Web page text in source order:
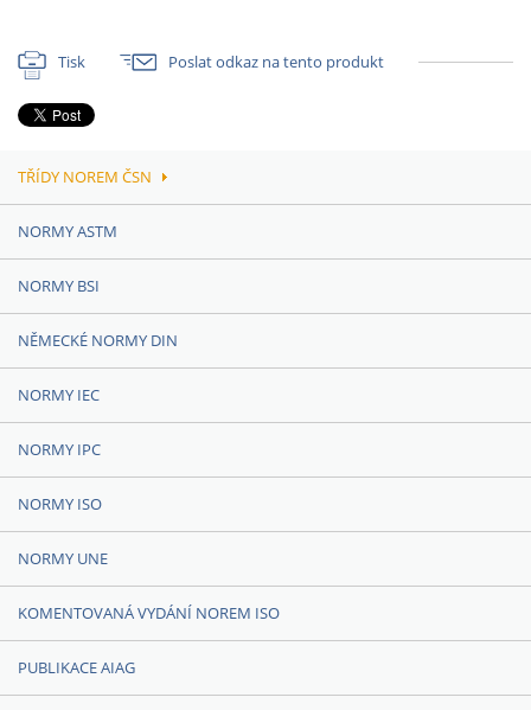
Tisk Poslat odkaz na tento produkt
TŘÍDY NOREM ČSN
NORMY ASTM
NORMY BSI
NĚMECKÉ NORMY DIN
NORMY IEC
NORMY IPC
NORMY ISO
NORMY UNE
KOMENTOVANÁ VYDÁNÍ NOREM ISO
PUBLIKACE AIAG